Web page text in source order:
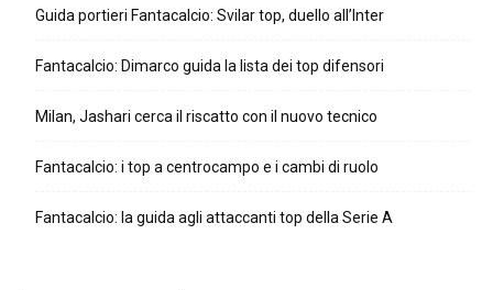
Guida portieri Fantacalcio: Svilar top, duello all’Inter
Fantacalcio: Dimarco guida la lista dei top difensori
Milan, Jashari cerca il riscatto con il nuovo tecnico
Fantacalcio: i top a centrocampo e i cambi di ruolo
Fantacalcio: la guida agli attaccanti top della Serie A